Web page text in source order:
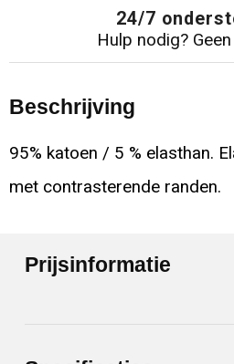
24/7
Hulp nodig?
Beschrijving
95% katoen / 5 % elasthan.
met contrasterende randen.
Prijsinformatie